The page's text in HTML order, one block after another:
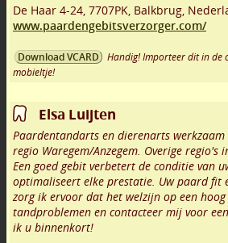
De Haar 4-24 7707PK Balkbrug
www.paardengebitsverzorger.com/
Download VCARD
Handig! Importeer dit in de
mobieltje!
Elsa Luijten
Paardentandarts en dierenarts werkzaam
regio Waregem/Anzegem. Overige regio's
Een goed gebit verbetert de conditie van
optimaliseert elke prestatie. Uw paard fit
zorg ik ervoor dat het welzijn op een
tandproblemen en contacteer mij voor
ik u binnenkort!